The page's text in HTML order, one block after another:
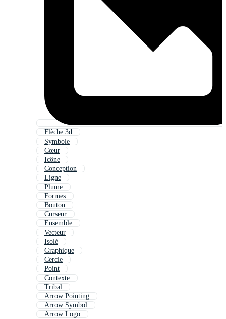
Flèche 3d
Symbole
Cœur
Icône
Conception
Ligne
Plume
Formes
Bouton
Curseur
Ensemble
Vecteur
Isolé
Graphique
Cercle
Point
Contexte
Tribal
Arrow Pointing
Arrow Symbol
Arrow Logo